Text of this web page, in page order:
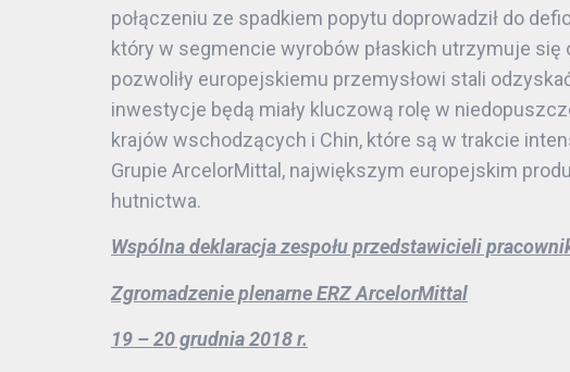
połączeniu ze spadkiem popytu doprowadził do
który w segmencie wyrobów płaskich utrzymuje się
pozwoliły europejskiemu przemysłowi stali
inwestycje będą miały kluczową rolę w
krajów wschodzących i Chin, które są w trakcie
Grupie ArcelorMittal, największym europejskim
hutnictwa.
Wspólna deklaracja zespołu przedstawicieli
Zgromadzenie plenarne ERZ ArcelorMittal
19 – 20 grudnia 2018 r.